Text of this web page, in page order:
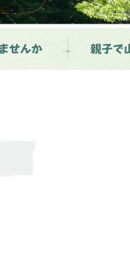
せんか 親子で